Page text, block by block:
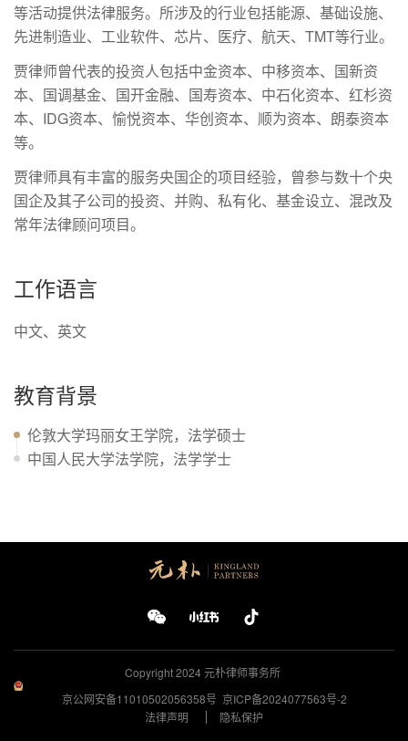
等活动提供法律服务。所涉及的行业包括能源、基础设施、
先进制造业、工业软件、芯片、医疗、航天、TMT等行业。
贾律师曾代表的投资人包括中金资本、中移资本、国新资
本、国调基金、国开金融、国寿资本、中石化资本、红杉资
本、IDG资本、愉悦资本、华创资本、顺为资本、朗泰资本
等。
贾律师具有丰富的服务央国企的项目经验，曾参与数十个央
国企及其子公司的投资、并购、私有化、基金设立、混改及
常年法律顾问项目。
工作语言
中文、英文
教育背景
伦敦大学玛丽女王学院，法学硕士
中国人民大学法学院，法学学士
Copyright 2024元朴律师事务所
京公网安备11010502056358号 京ICP备2024077563号-2
法律声明
隐私保护